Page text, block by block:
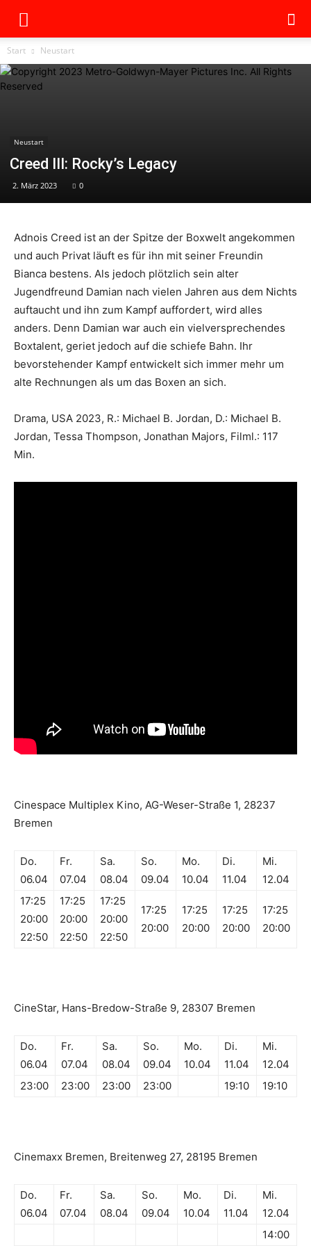
Start Neustart
Neustart
Creed III: Rocky’s Legacy
2. März 2023 0
Adnois Creed ist an der Spitze der Boxwelt angekommen
und auch Privat läuft es für ihn mit seiner Freundin
Bianca bestens. Als jedoch plötzlich sein alter
Jugendfreund Damian nach vielen Jahren aus dem Nichts
auftaucht und ihn zum Kampf auffordert, wird alles
anders. Denn Damian war auch ein vielversprechendes
Boxtalent, geriet jedoch auf die schiefe Bahn. Ihr
bevorstehender Kampf entwickelt sich immer mehr um
alte Rechnungen als um das Boxen an sich.
Drama, USA 2023, R.: Michael B. Jordan, D.: Michael B.
Jordan, Tessa Thompson, Jonathan Majors, Filml.: 117
Min.
Cinespace Multiplex Kino, AG-Weser-Straße 1, 28237
Bremen
Do.
06.04
Fr.
07.04
Sa.
08.04
So.
09.04
Mo.
10.04
Di.
11.04
Mi.
12.04
17:25
20:00
22:50
17:25
20:00
22:50
17:25
20:00
22:50
17:25
20:00
17:25
20:00
17:25
20:00
17:25
20:00
CineStar, Hans-Bredow-Straße 9, 28307 Bremen
Do.
06.04
Fr.
07.04
Sa.
08.04
So.
09.04
Mo.
10.04
Di.
11.04
Mi.
12.04
23:00
23:00 23:00 23:00 19:10 19:10
Cinemaxx Bremen, Breitenweg 27, 28195 Bremen
Do.
06.04
Fr.
07.04
Sa.
08.04
So.
09.04
Mo.
10.04
Di.
11.04
Mi.
12.04
14:00